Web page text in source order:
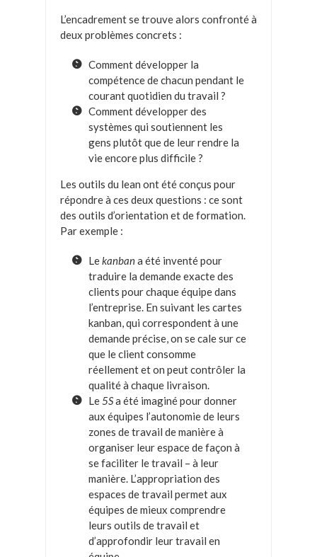
L’encadrement se trouve alors confronté à
deux problèmes concrets :
Comment développer la
compétence de chacun pendant le
courant quotidien du travail ?
Comment développer des
systèmes qui soutiennent les
gens plutôt que de leur rendre la
vie encore plus difficile ?
Les outils du lean ont été conçus pour
répondre à ces deux questions : ce sont
des outils d’orientation et de formation.
Par exemple :
Lekanbana été inventé pour
traduire la demande exacte des
clients pour chaque équipe dans
l’entreprise. En suivant les cartes
kanban, qui correspondent à une
demande précise, on se cale sur ce
que le client consomme
réellement et on peut contrôler la
qualité à chaque livraison.
Le5Sa été imaginé pour donner
aux équipes l’autonomie de leurs
zones de travail de manière à
organiser leur espace de façon à
se faciliter le travail – à leur
manière. L’appropriation des
espaces de travail permet aux
équipes de mieux comprendre
leurs outils de travail et
d’approfondir leur travail en